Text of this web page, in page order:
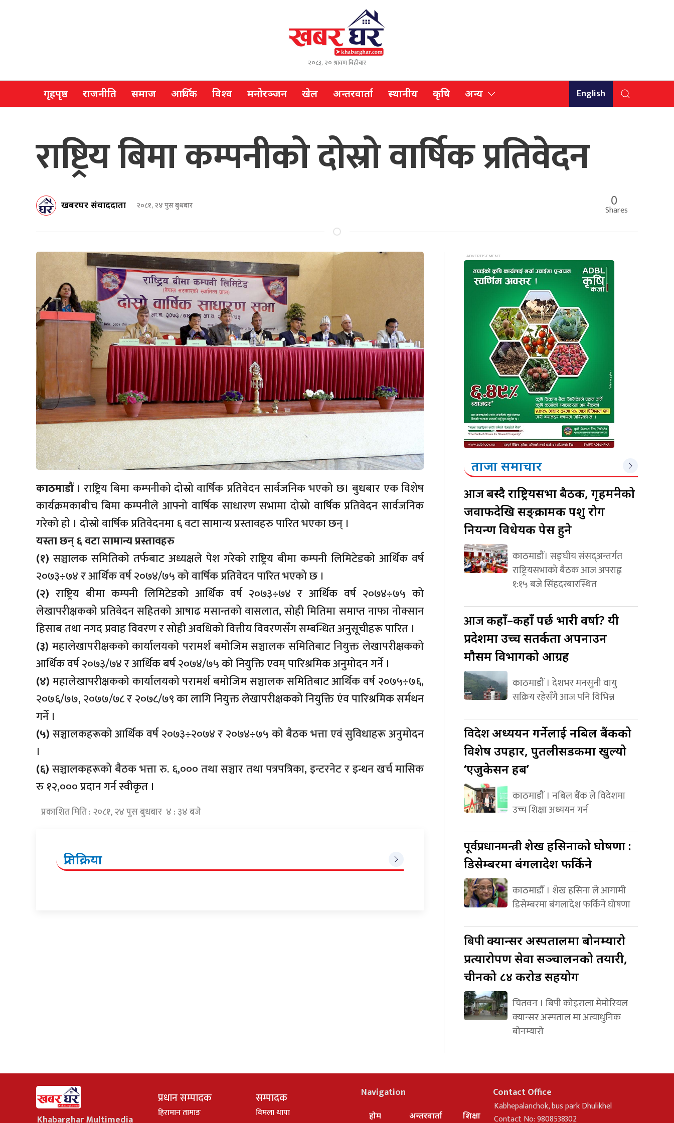
२०८३, २० श्रावण बिहीबार
गृहपृष्ठ राजनीति समाज आर्थिक विश्व मनोरञ्जन खेल अन्तरवार्ता स्थानीय कृषि अन्य English
राष्ट्रिय बिमा कम्पनीको दोस्रो वार्षिक प्रतिवेदन
खबरघर संवाददाता २०८१, २४ पुस बुधबार 0
Shares
काठमाडौं । राष्ट्रिय बिमा कम्पनीको दोस्रो वार्षिक प्रतिवेदन सार्वजनिक भएको छ। बुधबार एक विशेष
कार्यक्रमकाबीच बिमा कम्पनीले आफ्नो वार्षिक साधारण सभामा दोस्रो वार्षिक प्रतिवेदन सार्वजनिक
गरेको हो । दोस्रो वार्षिक प्रतिवेदनमा ६ वटा सामान्य प्रस्तावहरु पारित भएका छन् ।
यस्ता छन् ६ वटा सामान्य प्रस्तावहरु
(१) सञ्चालक समितिको तर्फबाट अध्यक्षले पेश गरेको राष्ट्रिय बीमा कम्पनी लिमिटेडको आर्थिक वर्ष
२०७३÷७४ र आर्थिक वर्ष २०७४/७५ को वार्षिक प्रतिवेदन पारित भएको छ ।
(२)राष्ट्रिय बीमा कम्पनी लिमिटेडको आर्थिक वर्ष २०७३÷७४ र आर्थिक वर्ष २०७४÷७५ को
लेखापरीक्षकको प्रतिवेदन सहितको आषाढ मसान्तको वासलात, सोही मितिमा समाप्त नाफा नोक्सान
हिसाब तथा नगद प्रवाह विवरण र सोही अवधिको वित्तीय विवरणसँग सम्बन्धित अनुसूचीहरू पारित ।
(३) महालेखापरीक्षकको कार्यालयको परामर्श बमोजिम सञ्चालक समितिबाट नियुक्त लेखापरीक्षकको
आर्थिक वर्ष २०७३/७४ र आर्थिक बर्ष २०७४/७५ को नियुक्ति एवम् पारिश्रमिक अनुमोदन गर्ने ।
(४)महालेखापरीक्षकको कार्यालयको परामर्श बमोजिम सञ्चालक समितिबाट आर्थिक वर्ष २०७५÷७६,
२०७६/७७, २०७७/७८ र २०७८/७९ का लागि नियुक्त लेखापरीक्षकको नियुक्ति एंव पारिश्रमिक सर्मथन
गर्ने ।
(५)सञ्चालकहरूको आर्थिक वर्ष २०७३÷२०७४ र २०७४÷७५ को बैठक भत्ता एवं सुविधाहरू अनुमोदन
।
(६)सञ्चालकहरूको बैठक भत्ता रु. ६,००० तथा सञ्चार तथा पत्रपत्रिका, इन्टरनेट र इन्धन खर्च मासिक
रु १२,००० प्रदान गर्न स्वीकृत ।
प्रकाशित मिति : २०८१, २४ पुस बुधबार ४ : ३४ बजे
प्रतिक्रिया
ताजा समाचार
आजबस्दै राष्ट्रियसभा बैठक, गृहमन्त्रीको
जवाफदेखि सङ्क्रामक पशु रोग
नियन्त्रण विधेयक पेस हुने
काठमाडौं। सङ्घीय संसद्अन्तर्गत
राष्ट्रियसभाको बैठक आज अपराह्न
१:१५ बजे सिंहदरबारस्थित
आजकहाँ–कहाँ पर्छ भारी वर्षा? यी
प्रदेशमा उच्च सतर्कता अपनाउन
मौसम विभागको आग्रह
काठमाडौं । देशभर मनसुनी वायु
सक्रिय रहेसँगै आज पनि विभिन्न
विदेशअध्ययन गर्नेलाई नबिल बैंकको
विशेष उपहार, पुतलीसडकमा खुल्यो
‘एजुकेसन हब’
काठमाडौं । नबिल बैंक ले विदेशमा
उच्च शिक्षा अध्ययन गर्न
पूर्वप्रधानमन्त्रीशेख हसिनाको घोषणा :
डिसेम्बरमा बंगलादेश फर्किने
काठमाडौँ । शेख हसिना ले आगामी
डिसेम्बरमा बंगलादेश फर्किने घोषणा
बिपीक्यान्सर अस्पतालमा बोनम्यारो
प्रत्यारोपण सेवा सञ्चालनको तयारी,
चीनको ८४ करोड सहयोग
चितवन । बिपी कोइराला मेमोरियल
क्यान्सर अस्पताल मा अत्याधुनिक
बोनम्यारो
Khabarghar Multimedia
प्रधान सम्पादक
हिरामान तामाङ
सम्पादक
विमला थापा
Navigation
होम अन्तरवार्ता शिक्षा
Contact Office
Kabhepalanchok, bus park Dhulikhel
Contact No: 9808538302